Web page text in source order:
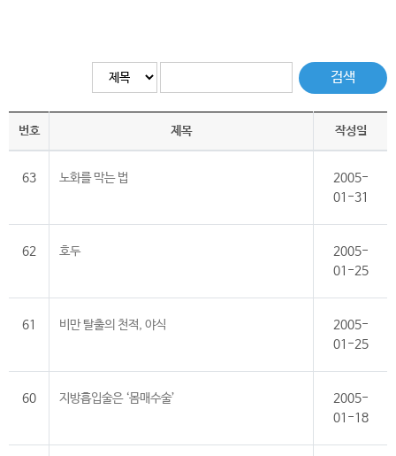
검색
번호 제목 작성일
63 노화를 막는 법
2005-
01-31
62 호두
2005-
01-25
61 비만 탈출의 천적, 야식
2005-
01-25
60 지방흡입술은 ‘몸매수술’
2005-
01-18